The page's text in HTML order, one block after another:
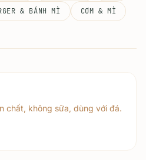
& BÁNH MÌ CƠM & MÌ
chất, không sữa, dùng với đá.